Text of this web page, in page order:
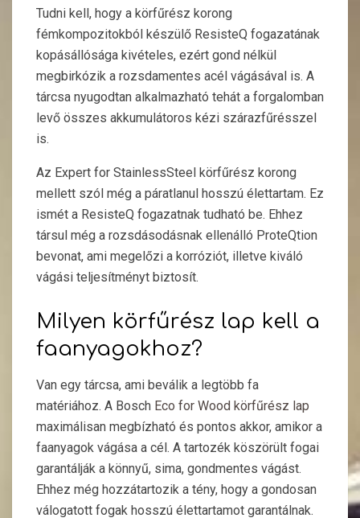
Tudni kell, hogy a körfűrész korong
fémkompozitokból készülő ResisteQ fogazatának
kopásállósága kivételes, ezért gond nélkül
megbirkózik a rozsdamentes acél vágásával is. A
tárcsa nyugodtan alkalmazható tehát a forgalomban
levő összes akkumulátoros kézi szárazfűrésszel
is.
Az Expert for StainlessSteel körfűrész korong
mellett szól még a páratlanul hosszú élettartam. Ez
ismét a ResisteQ fogazatnak tudható be. Ehhez
társul még a rozsdásodásnak ellenálló ProteQtion
bevonat, ami megelőzi a korróziót, illetve kiváló
vágási teljesítményt biztosít.
Milyen körfűrész lap kell a
faanyagokhoz?
Van egy tárcsa, ami beválik a legtöbb fa
matériához. A Bosch Eco for Wood körfűrész lap
maximálisan megbízható és pontos akkor, amikor a
faanyagok vágása a cél. A tartozék köszörült fogai
garantálják a könnyű, sima, gondmentes vágást.
Ehhez még hozzátartozik a tény, hogy a gondosan
válogatott fogak hosszú élettartamot garantálnak.